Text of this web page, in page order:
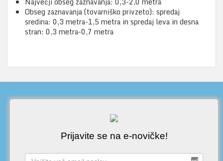
Obseg zaznavanja (tovarniško privzeto): spredaj
sredina: 0,3 metra-1,5 metra in spredaj leva in desna
stran: 0,3 metra-0,7 metra
Prijavite se na e-novičke!